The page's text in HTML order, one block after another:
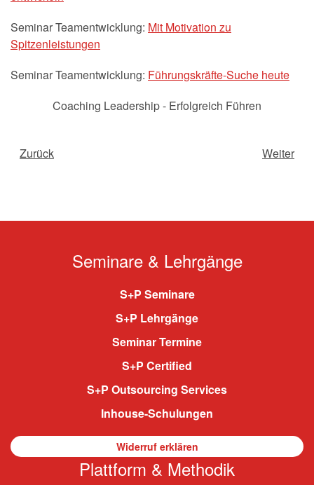
Seminar Teamentwicklung: Mit Motivation zu
Spitzenleistungen
Seminar Teamentwicklung: Führungskräfte-Suche heute
Coaching Leadership - Erfolgreich Führen
Zurück Weiter
Seminare & Lehrgänge
S+P Seminare
S+P Lehrgänge
Seminar Termine
S+P Certified
S+P Outsourcing Services
Inhouse-Schulungen
Widerruf erklären
Plattform & Methodik